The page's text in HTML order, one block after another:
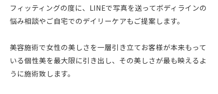
フィッティングの度に、LINEで写真を送ってボディラインの
悩み相談やご自宅でのデイリーケアもご提案します。
美容施術で女性の美しさを一層引き立てお客様が本来もって
いる個性美を最大限に引き出し、その美しさが最も映えるよ
うに施術致します。